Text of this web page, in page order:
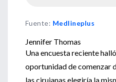
Fuente: Medlineplus
Jennifer Thomas
Una encuesta reciente
oportunidad de comenzar
las cirujanas elegiría la